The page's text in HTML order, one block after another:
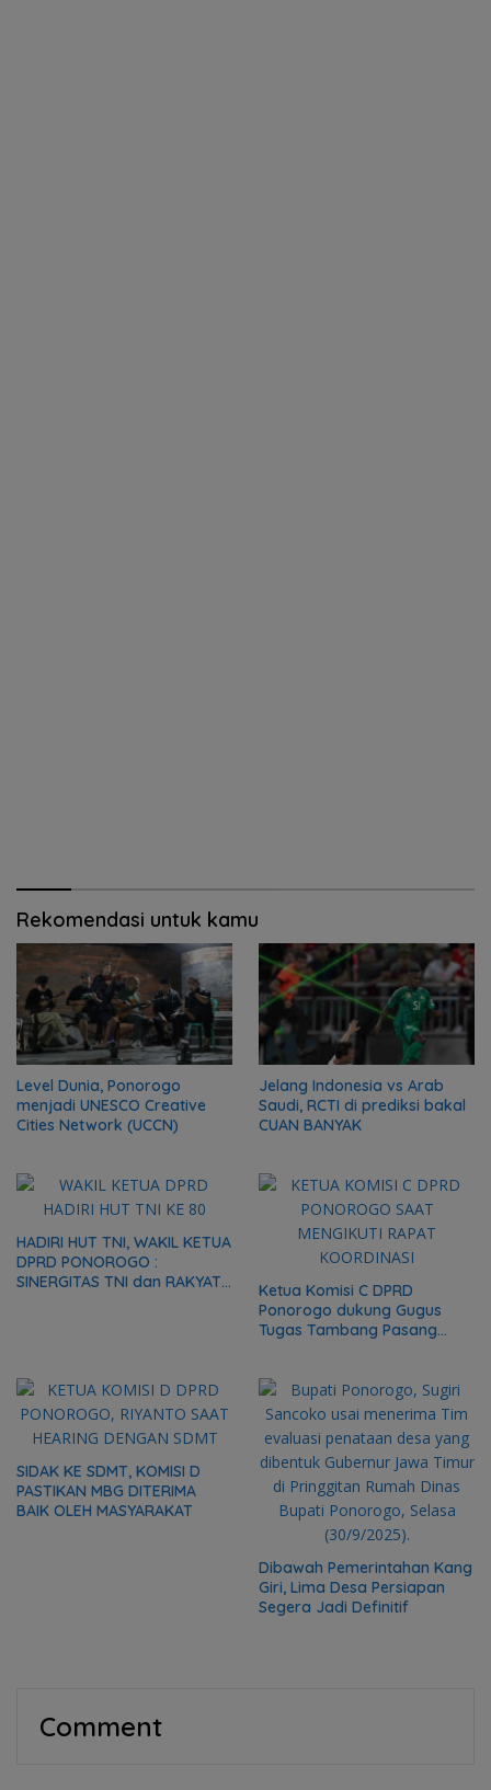
Rekomendasi untuk kamu
Level Dunia, Ponorogo
menjadi UNESCO Creative
Cities Network (UCCN)
Jelang Indonesia vs Arab
Saudi, RCTI di prediksi bakal
CUAN BANYAK
HADIRI HUT TNI, WAKIL KETUA
DPRD PONOROGO :
SINERGITAS TNI dan RAKYAT
Ketua Komisi C DPRD
Ponorogo dukung Gugus
Tugas Tambang Pasang
SIDAK KE SDMT, KOMISI D
PASTIKAN MBG DITERIMA
BAIK OLEH MASYARAKAT
Dibawah Pemerintahan Kang
Giri, Lima Desa Persiapan
Segera Jadi Definitif
Comment